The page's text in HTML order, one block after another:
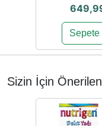
Sepete
Sizin İçin